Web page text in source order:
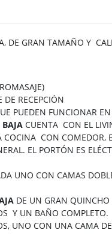
DE GRAN TAMAÑO Y
RECEPCIÓN
PUEDEN FUNCIONAR
CUENTA CON EL
CON
EL PORTÓN ES
UNO CON CAMAS
DE UN GRAN QUINCHO
Y UN BAÑO COMPLETO.
UNO CON UNA CAMA